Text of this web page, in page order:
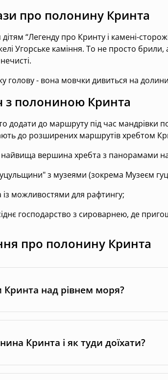
про полонину Кринта
“Легенду про Кринту і камені-
Угорське каміння. То не просто
голову - вона мовчки дивиться на
з полониною Кринта
додати до маршруту під час мандрівки
до розширених маршрутів хребтом
вершина хребта з панорамами
з музеями (зокрема Музеєм
можливостями для рафтингу;
господарство з сироварнею, де
про полонину Кринта
над рівнем моря?
Кринта і як туди доїхати?